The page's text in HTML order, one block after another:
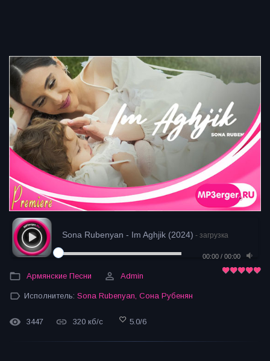
Sona Rubenyan - Im Aghjik (2024) - загрузка
00:00 / 00:00
Армянские Песни Admin
Исполнитель: Sona Rubenyan Сона Рубенян
3447 320 кб/с 5.0/6